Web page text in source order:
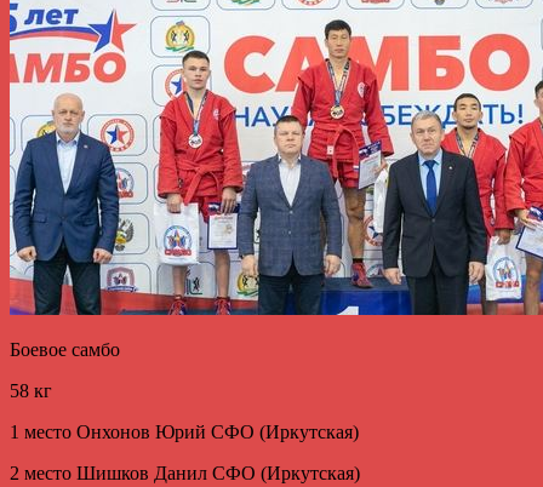
Боевое самбо
58 кг
1 место Онхонов Юрий СФО (Иркутская)
2 место Шишков Данил СФО (Иркутская)